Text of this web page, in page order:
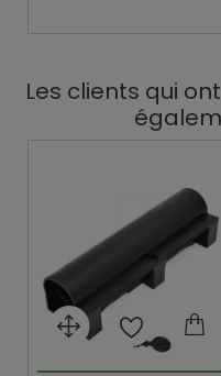
Les clients qui